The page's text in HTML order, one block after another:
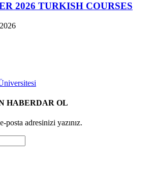
2026 TURKISH COURSES
HABERDAR OL
adresinizi yazınız.